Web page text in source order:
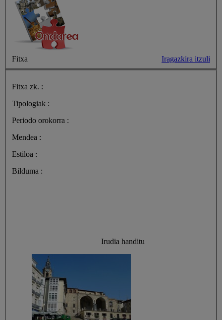
Fitxa Iragazkira itzuli
Fitxa zk. :
Tipologiak :
Periodo orokorra :
Mendea :
Estiloa :
Bilduma :
Irudia handitu